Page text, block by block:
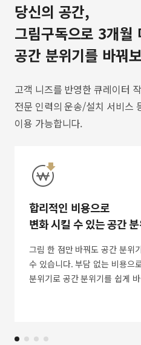
당신의 공간,
그림구독으로 3개월
공간 분위기를 바꿔
고객 니즈를 반영한 큐레이터
전문 인력의 운송/설치 서비스
이용 가능합니다.
합리적인 비용으로
변화 시킬 수 있는 공간
그림 한 점만 바꿔도 공간 분위
수 있습니다. 부담 없는 비용으
분위기로 공간 분위기를 쉽게